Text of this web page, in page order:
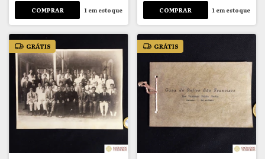
1 em estoque 1 em estoque
GRÁTIS GRÁTIS